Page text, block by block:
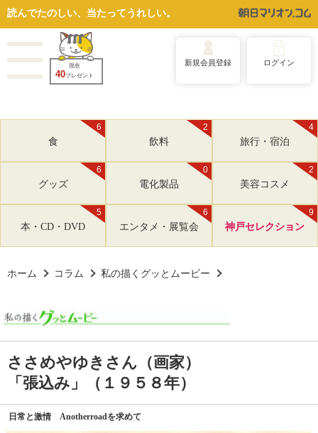
読んでたのしい、当たってうれしい。
現在
40プレゼント
新規会員登録 ログイン
6
食
2
飲料
4
旅行・宿泊
6
グッズ
0
電化製品
2
美容コスメ
5
本・CD・DVD
6
エンタメ・展覧会
9
神戸セレクション
ホーム コラム 私の描くグッとムービー
ささめやゆきさん（画家）
「張込み」（１９５８年）
日常と激情 Anotherroadを求めて